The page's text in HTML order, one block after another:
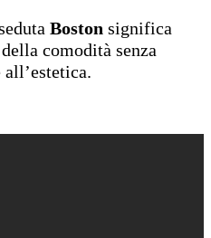
Boston significa
comodità senza